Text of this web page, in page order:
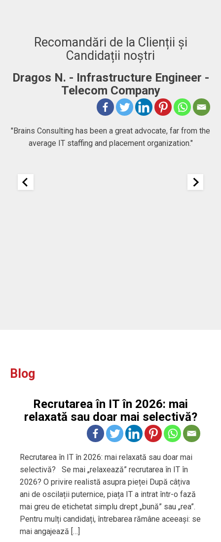
Recomandări de la Clienții și
Candidații noștri
Dragos N. - Infrastructure Engineer -
Telecom Company
"Brains Consulting has been a great advocate, far from the
average IT staffing and placement organization."
Blog
Recrutarea în IT în 2026: mai
relaxată sau doar mai selectivă?
Recrutarea în IT în 2026: mai relaxată sau doar mai
selectivă? Se mai „relaxează” recrutarea în IT în
2026? O privire realistă asupra pieței După câțiva
ani de oscilații puternice, piața IT a intrat într-o fază
mai greu de etichetat simplu drept „bună” sau „rea”.
Pentru mulți candidați, întrebarea rămâne aceeași: se
mai angajează […]